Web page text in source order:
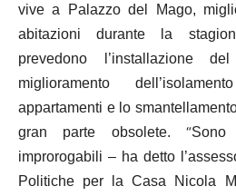
vive a Palazzo del Mago,
abitazioni durante la
prevedono l’installazione
miglioramento
appartamenti e lo
gran parte obsolete. “
improrogabili – ha detto
Politiche per la Casa Nicola